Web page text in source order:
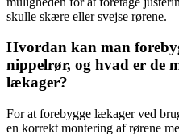
skulle skære eller svejse rørene.
Hvordan kan man
nippelrør, og hvad er de
lækager?
For at forebygge lækager ved
en korrekt montering af rørene